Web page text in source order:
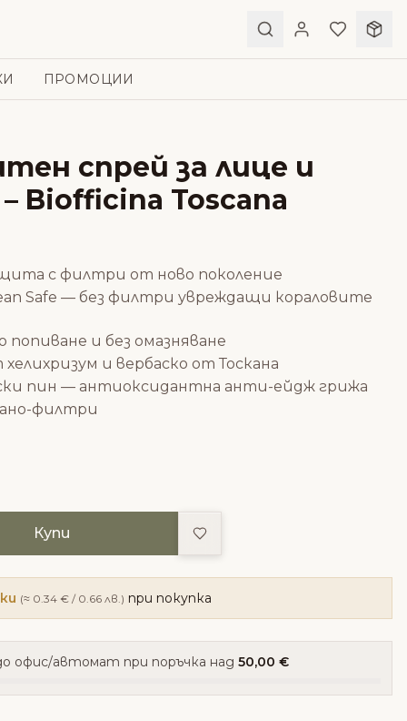
ПРОМОЦИИ
спрей за лице и
Biofficina Toscana
с филтри от ново поколение
Safe — без филтри увреждащи кораловите
попиване и без омазняване
и вербаско от Тоскана
пин — антиоксидантна анти-ейдж грижа
филтри
Купи Добави в любими
(≈ 0.34 € / 0.66 лв.) при покупка
офис/автомат при поръчка над 50,00 €